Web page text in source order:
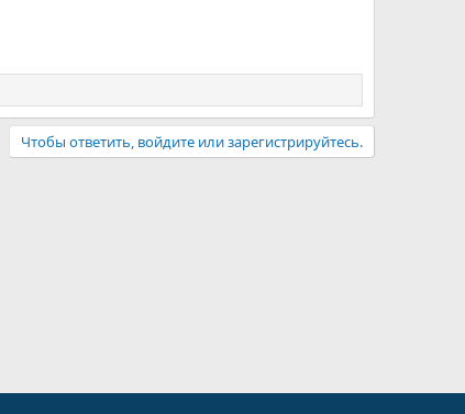
Чтобы ответить, войдите или зарегистрируйтесь.